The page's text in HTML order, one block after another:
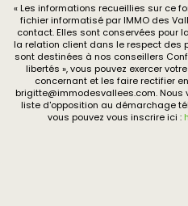
« Les informations recueillies sur ce
fichier informatisé par IMMO des
contact. Elles sont conservées pour
la relation client dans le respect des
sont destinées à nos conseillers
libertés », vous pouvez exercer
concernant et les faire rectifier
brigitte@immodesvallees.com.
liste d'opposition au démarchage
vous pouvez vous inscrire ici :